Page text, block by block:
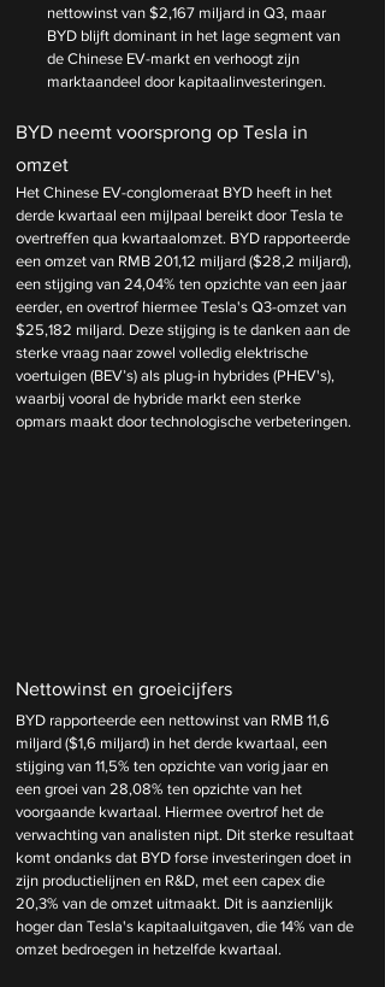
nettowinst van $2,167 miljard in Q3, maar
BYD blijft dominant in het lage segment van
de Chinese EV-markt en verhoogt zijn
marktaandeel door kapitaalinvesteringen.
BYD neemt voorsprong op Tesla in
omzet
Het Chinese EV-conglomeraat BYD heeft in het
derde kwartaal een mijlpaal bereikt door Tesla te
overtreffen qua kwartaalomzet. BYD rapporteerde
een omzet van RMB 201,12 miljard ($28,2 miljard),
een stijging van 24,04% ten opzichte van een jaar
eerder, en overtrof hiermee Tesla's Q3-omzet van
$25,182 miljard. Deze stijging is te danken aan de
sterke vraag naar zowel volledig elektrische
voertuigen (BEV’s) als plug-in hybrides (PHEV's),
waarbij vooral de hybride markt een sterke
opmars maakt door technologische verbeteringen.
Nettowinst en groeicijfers
BYD rapporteerde een nettowinst van RMB 11,6
miljard ($1,6 miljard) in het derde kwartaal, een
stijging van 11,5% ten opzichte van vorig jaar en
een groei van 28,08% ten opzichte van het
voorgaande kwartaal. Hiermee overtrof het de
verwachting van analisten nipt. Dit sterke resultaat
komt ondanks dat BYD forse investeringen doet in
zijn productielijnen en R&D, met een capex die
20,3% van de omzet uitmaakt. Dit is aanzienlijk
hoger dan Tesla's kapitaaluitgaven, die 14% van de
omzet bedroegen in hetzelfde kwartaal.